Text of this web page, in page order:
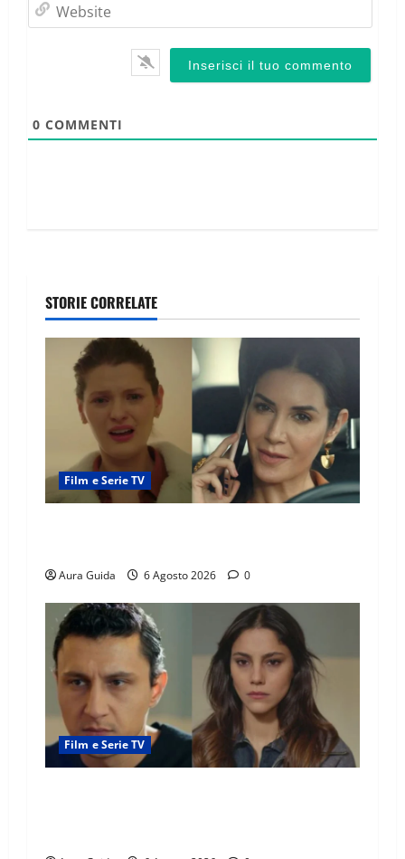
0 COMMENTI
STORIE CORRELATE
Film e Serie TV
Aura Guida 6 Agosto 2026 0
Film e Serie TV